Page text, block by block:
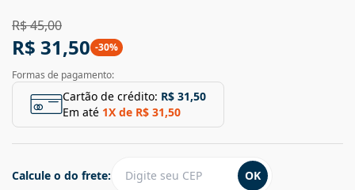
R$ 45,00
R$ 31,50 -30%
Formas de pagamento:
Cartão de crédito: R$ 31,50
Em até 1X de R$ 31,50
Calcule o do frete: OK